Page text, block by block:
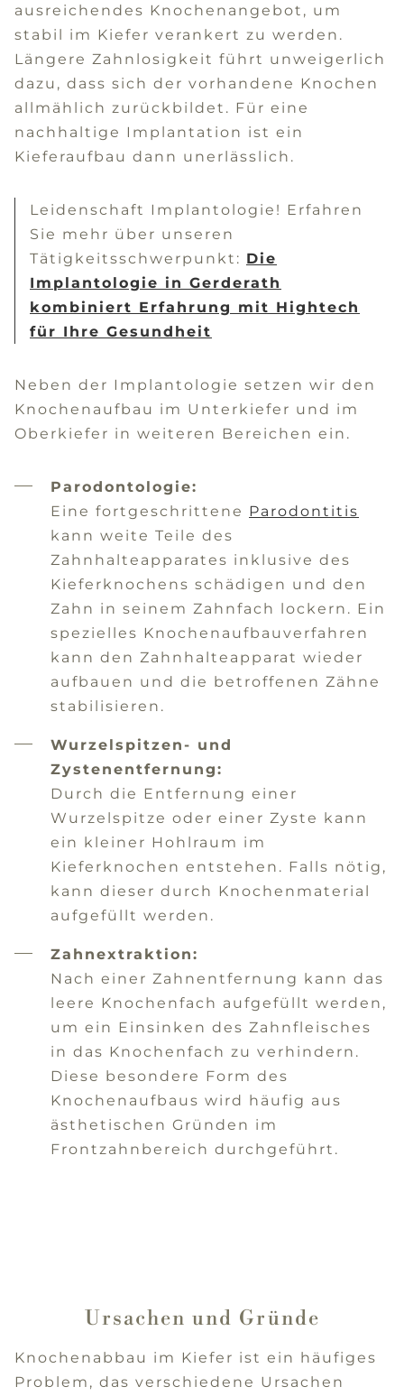
ausreichendes Knochenangebot, um
stabil im Kiefer verankert zu werden.
Längere Zahnlosigkeit führt unweigerlich
dazu, dass sich der vorhandene Knochen
allmählich zurückbildet. Für eine
nachhaltige Implantation ist ein
Kieferaufbau dann unerlässlich.
Leidenschaft Implantologie! Erfahren
Sie mehr über unseren
Tätigkeitsschwerpunkt: Die
Implantologie in Gerderath
kombiniert Erfahrung mit Hightech
für Ihre Gesundheit
Neben der Implantologie setzen wir den
Knochenaufbau im Unterkiefer und im
Oberkiefer in weiteren Bereichen ein.
Parodontologie:
Eine fortgeschrittene Parodontitis
kann weite Teile des
Zahnhalteapparates inklusive des
Kieferknochens schädigen und den
Zahn in seinem Zahnfach lockern. Ein
spezielles Knochenaufbauverfahren
kann den Zahnhalteapparat wieder
aufbauen und die betroffenen Zähne
stabilisieren.
Wurzelspitzen- und
Zystenentfernung:
Durch die Entfernung einer
Wurzelspitze oder einer Zyste kann
ein kleiner Hohlraum im
Kieferknochen entstehen. Falls nötig,
kann dieser durch Knochenmaterial
aufgefüllt werden.
Zahnextraktion:
Nach einer Zahnentfernung kann das
leere Knochenfach aufgefüllt werden,
um ein Einsinken des Zahnfleisches
in das Knochenfach zu verhindern.
Diese besondere Form des
Knochenaufbaus wird häufig aus
ästhetischen Gründen im
Frontzahnbereich durchgeführt.
Ursachen und Gründe
Knochenabbau im Kiefer ist ein häufiges
Problem, das verschiedene Ursachen